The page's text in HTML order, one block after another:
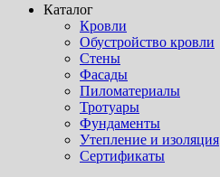
Каталог
Кровли
Обустройство кровли
Стены
Фасады
Пиломатериалы
Тротуары
Фундаменты
Утепление и изоляция
Сертификаты